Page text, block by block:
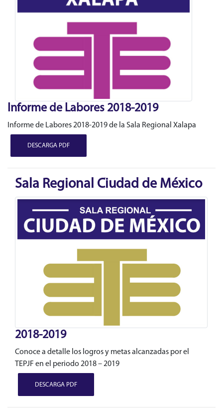
Informe de Labores 2018-2019
Informe de Labores 2018-2019 de la Sala Regional Xalapa
DESCARGA PDF
Sala Regional Ciudad de México
2018-2019
Conoce a detalle los logros y metas alcanzadas por el
TEPJF en el periodo 2018 – 2019
DESCARGA PDF